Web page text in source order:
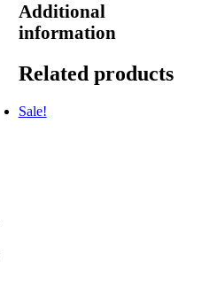
Additional
information
Related products
Sale!